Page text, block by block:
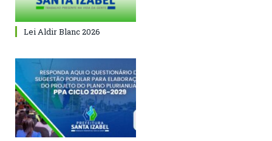
Lei Aldir Blanc 2026